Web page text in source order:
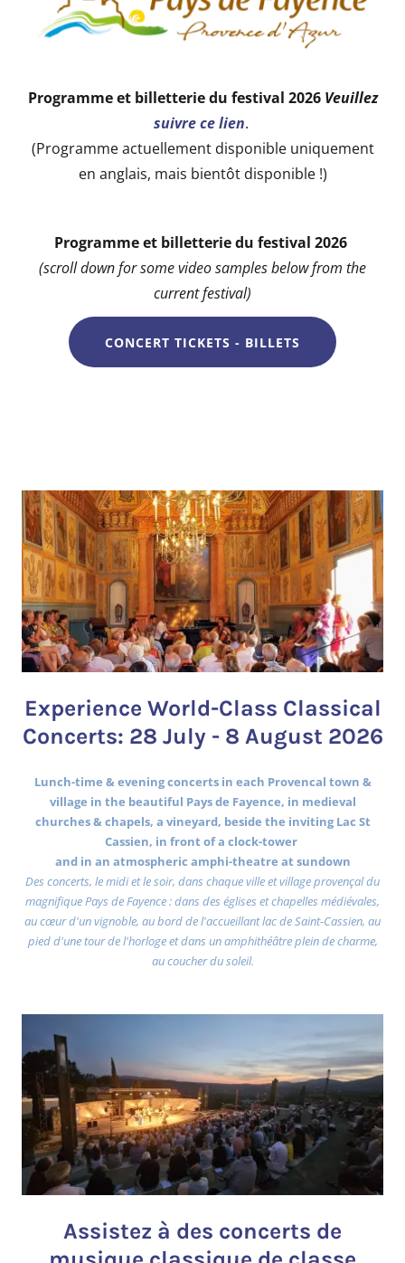
Programme et billetterie du festival 2026 Veuillez
suivre ce lien.
(Programme actuellement disponible uniquement
en anglais, mais bientôt disponible !)
Programme et billetterie du festival 2026
(scroll down for some video samples below from the
current festival)
CONCERT TICKETS - BILLETS
Experience World-Class Classical
Concerts: 28 July - 8 August 2026
Lunch-time & evening concerts in each Provencal town &
village in the beautiful Pays de Fayence, in medieval
churches & chapels, a vineyard, beside the inviting Lac St
Cassien, in front of a clock-tower
and in an atmospheric amphi-theatre at sundown
Des concerts, le midi et le soir, dans chaque ville et village provençal du
magnifique Pays de Fayence : dans des églises et chapelles médiévales,
au cœur d'un vignoble, au bord de l'accueillant lac de Saint-Cassien, au
pied d'une tour de l'horloge et dans un amphithéâtre plein de charme,
au coucher du soleil.
Assistez à des concerts de